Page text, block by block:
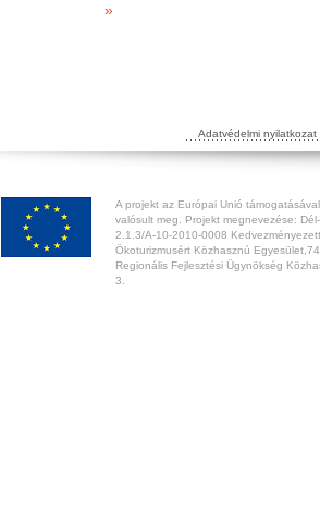
»
Adatvédelmi nyilatkozat
A projekt az Európai Unió
valósult meg. Projekt megnevezése:
2.1.3/A-10-2010-0008
Ökoturizmusért Közhasznú
Regionális Fejlesztési Ügynökség
3.